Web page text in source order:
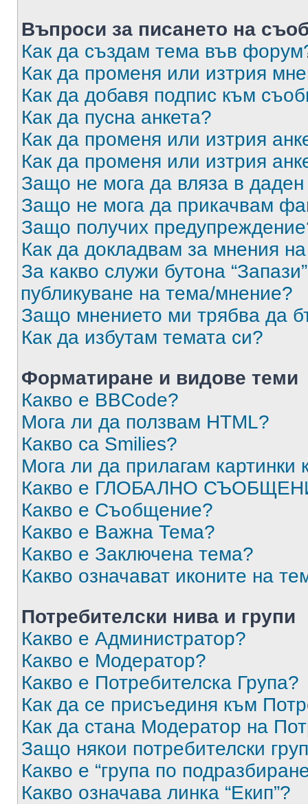
Въпроси за писането на
Как да създам тема във
Как да променя или изтрия
Как да добавя подпис към
Как да пусна анкета?
Как да променя или изтрия
Как да променя или изтрия
Защо не мога да вляза в
Защо не мога да прикачвам
Защо получих
Как да докладвам за мнения
За какво служи бутона
публикуване на тема/мнение?
Защо мнението ми трябва да
Как да избутам темата си?
Форматиране и видове теми
Какво е BBCode?
Мога ли да ползвам HTML?
Какво са Smilies?
Мога ли да прилагам
Какво е ГЛОБАЛНО
Какво е Съобщение?
Какво е Важна Тема?
Какво е Заключена тема?
Какво означават иконите на
Потребителски нива и групи
Какво е Администратор?
Какво е Модератор?
Какво е Потребителска Група?
Как да се присъединя към
Как да стана Модератор на
Защо някои потребителски
Какво е “група по
Какво означава линка “Екип”?